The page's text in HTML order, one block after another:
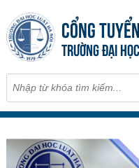
CỔNG
TRƯỜNG ĐẠI